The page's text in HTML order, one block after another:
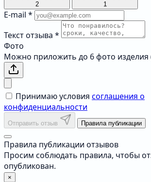
2 1
E-mail *
Текст отзыва *
Фото
Можно приложить до 6 фото
Принимаю условия соглашения о
конфиденциальности
Отправить отзыв Правила публикации
Правила публикации отзывов
Просим соблюдать правила, чтобы
опубликован.
×